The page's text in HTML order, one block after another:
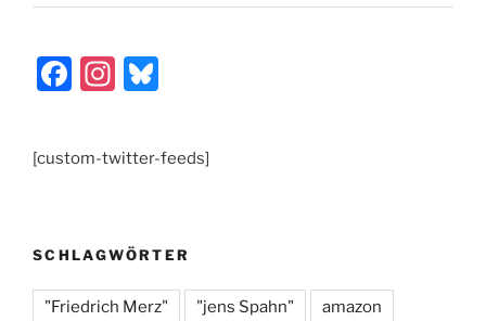
F
e
o
o
In
a
gr
m
e
s
y
[custom-twitter-feeds]
SCHLAGWÖRTER
"Friedrich Merz" "jens Spahn" amazon